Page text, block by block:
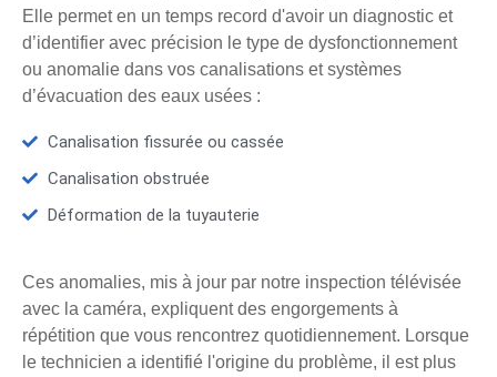
Elle permet en un temps record d'avoir un diagnostic et
d’identifier avec précision le type de dysfonctionnement
ou anomalie dans vos canalisations et systèmes
d’évacuation des eaux usées :
Canalisation fissurée ou cassée
Canalisation obstruée
Déformation de la tuyauterie
Ces anomalies, mis à jour par notre inspection télévisée
avec la caméra, expliquent des engorgements à
répétition que vous rencontrez quotidiennement. Lorsque
le technicien a identifié l'origine du problème, il est plus